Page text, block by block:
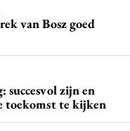
van Bosz goed
succesvol zijn en
toekomst te kijken